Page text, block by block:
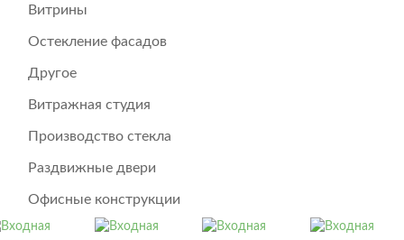
Витрины
Остекление фасадов
Другое
Витражная студия
Производство стекла
Раздвижные двери
Офисные конструкции